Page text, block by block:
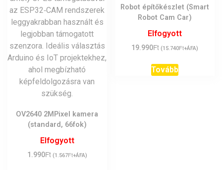
OV2640 2MPixel kamera
(standard, 66fok)
Elfogyott
1.990Ft (1.567Ft+ÁFA)
Robot építőkészlet (Smart
Robot Cam Car)
Elfogyott
19.990Ft (15.740Ft+ÁFA)
Tovább